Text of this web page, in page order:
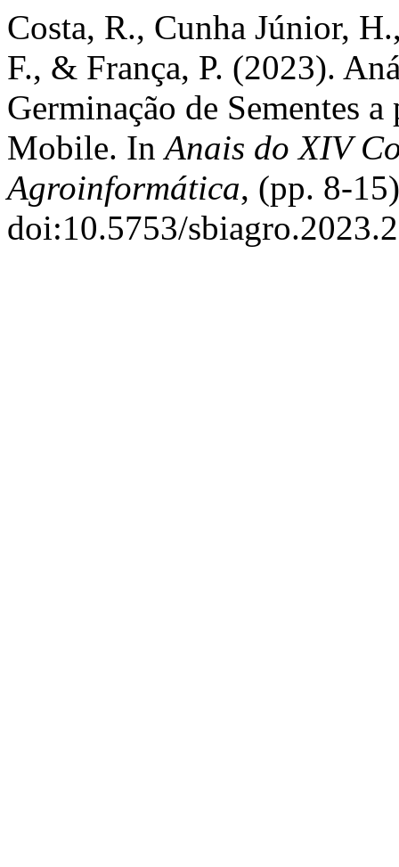
Costa, R., Cunha Júnior,
F., & França, P. (2023).
Germinação de Sementes
Mobile. InAnais do XIV
Agroinformática, (pp. 8-
doi:10.5753/